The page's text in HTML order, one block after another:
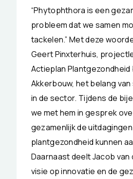
“Phytophthora is een
probleem dat we samen
tackelen.” Met deze
Geert Pinxterhuis,
Actieplan Plantgezondheid
Akkerbouw, het belang
in de sector. Tijdens de
we met hem in gesprek
gezamenlijk de
plantgezondheid kunnen
Daarnaast deelt Jacob van
visie op innovatie en de